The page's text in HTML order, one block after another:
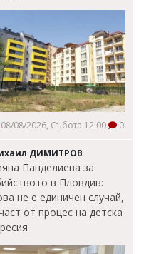
08/08/2026, Събота 12:00 0
ДИМИТРОВ
Панделиева за
в Пловдив:
не е единичен случай,
от процес на детска